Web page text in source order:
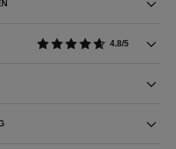
4.8/5